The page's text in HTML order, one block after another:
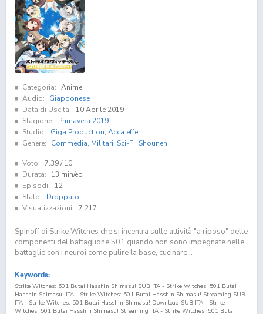
Categoria: Anime
Audio:
Giapponese
Data di Uscita:
10 Aprile 2019
Stagione:
Primavera 2019
Studio:
Giga Production, Acca effe
Genere:
Commedia, Militari, Sci-Fi, Shounen
Voto: 7.39/ 10
Durata:
13 min/ep
Episodi:
12
Stato:
Droppato
Visualizzazioni: 7.217
Spinoff di Strike Witches che si incentra sulle attività "a riposo" delle
componenti del battaglione 501 quando non sono impegnate nelle
battaglie con i neuroi come pulire la base, cucinare...
Keywords:
Strike Witches: 501 Butai Hasshin Shimasu! SUB ITA - Strike Witches: 501 Butai
Hasshin Shimasu! ITA - Strike Witches: 501 Butai Hasshin Shimasu! Streaming SUB
ITA - Strike Witches: 501 Butai Hasshin Shimasu! Download SUB ITA - Strike
Witches: 501 Butai Hasshin Shimasu! Streaming ITA - Strike Witches: 501 Butai